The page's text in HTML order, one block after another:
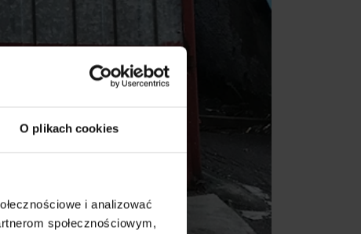
O plikach cookies
i analizować
społecznościowym,